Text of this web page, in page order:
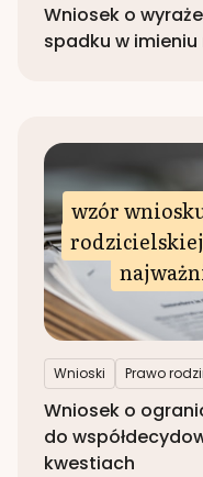
Wniosek o
spadku w
wzór
rodzicielskiej
Wnioski Prawo
Wniosek o
do
kwestiach